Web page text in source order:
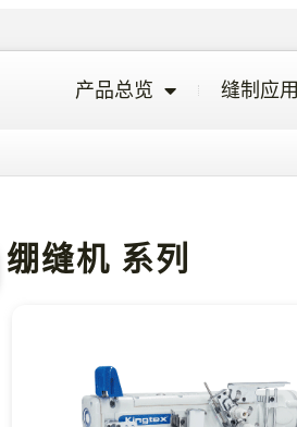
产品总览 缝制应用
绷缝机 系列